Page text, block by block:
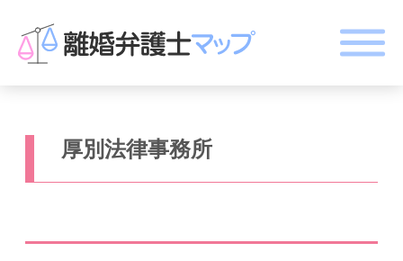
厚別法律事務所